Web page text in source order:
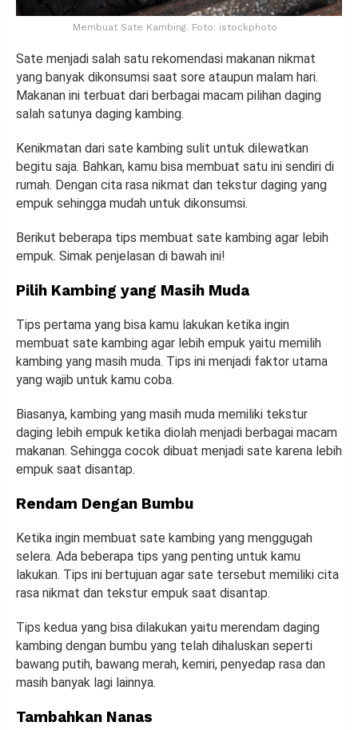
Membuat Sate Kambing. Foto: istockphoto
Sate menjadi salah satu rekomendasi makanan nikmat
yang banyak dikonsumsi saat sore ataupun malam hari.
Makanan ini terbuat dari berbagai macam pilihan daging
salah satunya daging kambing.
Kenikmatan dari sate kambing sulit untuk dilewatkan
begitu saja. Bahkan, kamu bisa membuat satu ini sendiri di
rumah. Dengan cita rasa nikmat dan tekstur daging yang
empuk sehingga mudah untuk dikonsumsi.
Berikut beberapa tips membuat sate kambing agar lebih
empuk. Simak penjelasan di bawah ini!
Pilih Kambing yang Masih Muda
Tips pertama yang bisa kamu lakukan ketika ingin
membuat sate kambing agar lebih empuk yaitu memilih
kambing yang masih muda. Tips ini menjadi faktor utama
yang wajib untuk kamu coba.
Biasanya, kambing yang masih muda memiliki tekstur
daging lebih empuk ketika diolah menjadi berbagai macam
makanan. Sehingga cocok dibuat menjadi sate karena lebih
empuk saat disantap.
Rendam Dengan Bumbu
Ketika ingin membuat sate kambing yang menggugah
selera. Ada beberapa tips yang penting untuk kamu
lakukan. Tips ini bertujuan agar sate tersebut memiliki cita
rasa nikmat dan tekstur empuk saat disantap.
Tips kedua yang bisa dilakukan yaitu merendam daging
kambing dengan bumbu yang telah dihaluskan seperti
bawang putih, bawang merah, kemiri, penyedap rasa dan
masih banyak lagi lainnya.
Tambahkan Nanas